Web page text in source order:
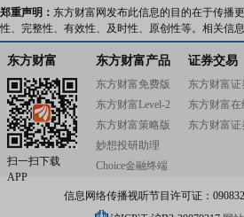
郑重声明： 东方财富网发布此信息的目的在于传播
性、完整性、有效性、及时性、原创性等。相关信
东方财富
扫一扫下载
APP
东方财富产品
东方财富免费版
东方财富Level-2
东方财富策略版
妙想投研助理
Choice金融终端
证券交易
东方财富证
东方财富在
东方财富证
信息网络传播视听节目许可证：